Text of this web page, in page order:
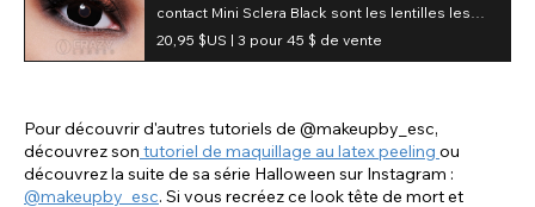
contact Mini Sclera Black sont les lentilles les
plus extravagantes ! Ces lentilles opaques
20,95 $US | 3 pour 45 $ de vente
Pour découvrir d'autres tutoriels de @makeupby_esc,
découvrez son tutoriel de maquillage au latex peeling ou
découvrez la suite de sa série Halloween sur Instagram :
@makeupby_esc. Si vous recréez ce look tête de mort et